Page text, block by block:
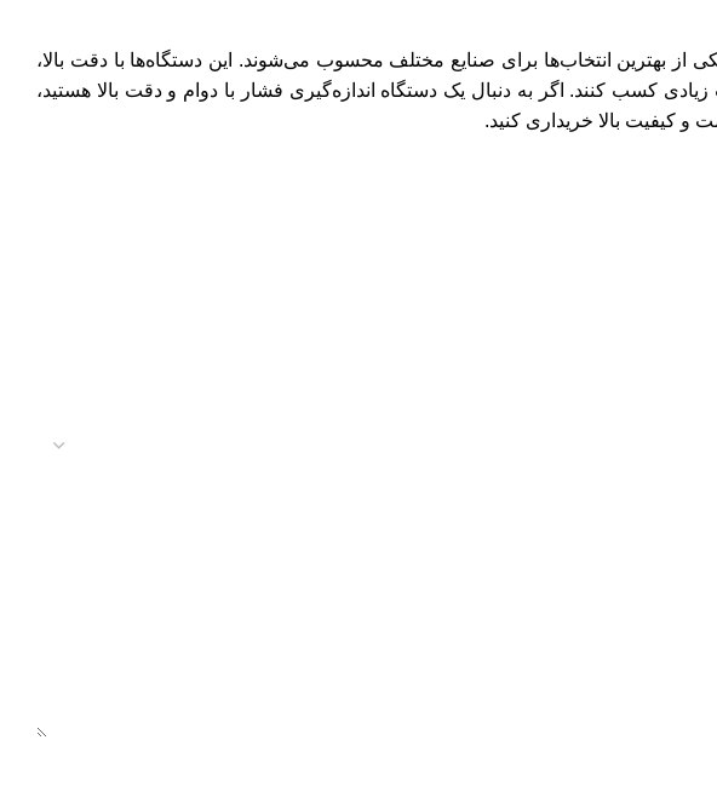
از بهترین انتخاب‌ها برای صنایع مختلف محسوب می‌شوند. این دستگاه‌ها با دقت بالا،
کسب کنند. اگر به دنبال یک دستگاه اندازه‌گیری فشار با دوام و دقت بالا هستید،
و کیفیت بالا خریداری کنید.